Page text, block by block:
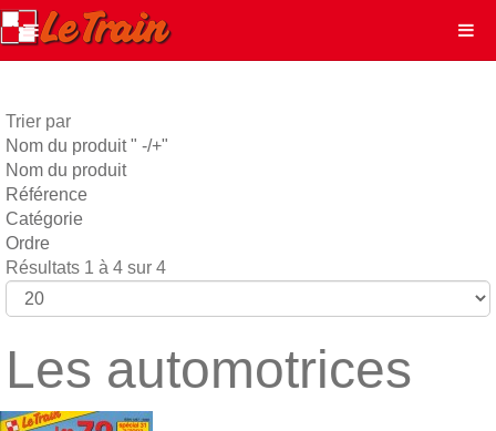
Trier par
Nom du produit " -/+"
Nom du produit
Référence
Catégorie
Ordre
Résultats 1 à 4 sur 4
Les automotrices